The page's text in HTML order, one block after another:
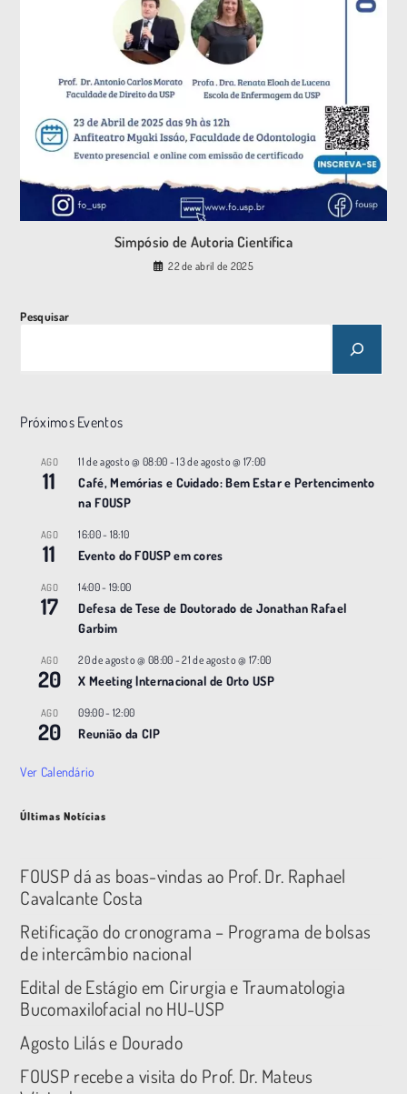
Simpósio de Autoria Científica
22 de abril de 2025
Pesquisar
Próximos Eventos
AGO
11
11 de agosto @ 08:00 -13 de agosto @ 17:00
Café, Memórias e Cuidado: Bem Estar e Pertencimento
na FOUSP
AGO
11
16:00- 18:10
Evento do FOUSP em cores
AGO
17
14:00- 19:00
Defesa de Tese de Doutorado de Jonathan Rafael
Garbim
AGO
20
20 de agosto @ 08:00 -21 de agosto @ 17:00
X Meeting |nternacional de Orto USP
AGO
20
09:00- 12:00
Reunião da CIP
Ver Calendário
Últimas Notícias
FOUSP dá as boas-vindas ao Prof. Dr. Raphael
Cavalcante Costa
Retificação do cronograma – Programa de bolsas
de intercâmbio nacional
Edital de Estágio em Cirurgia e Traumatologia
Bucomaxilofacial no HU-USP
Agosto Lilás e Dourado
FOUSP recebe a visita do Prof. Dr. Mateus